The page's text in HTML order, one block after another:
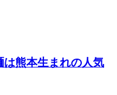
は熊本生まれの人気